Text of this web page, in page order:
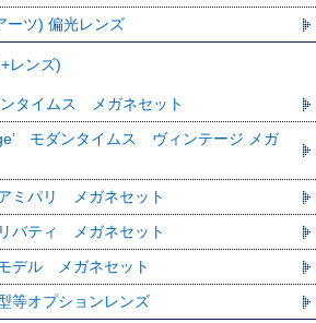
ツ) 偏光レンズ
レンズ)
タイムス メガネセット
モダンタイムス ヴィンテージ メガ
ミパリ メガネセット
バティ メガネセット
デル メガネセット
等オプションレンズ